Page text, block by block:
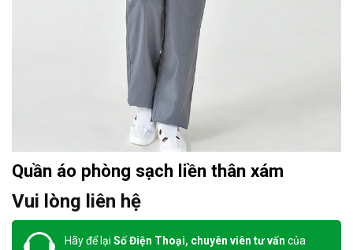
Quần áo phòng sạch liền thân xám
Vui lòng liên hệ
Hãy để lại Số Điện Thoại, chuyên viên tư vấn của